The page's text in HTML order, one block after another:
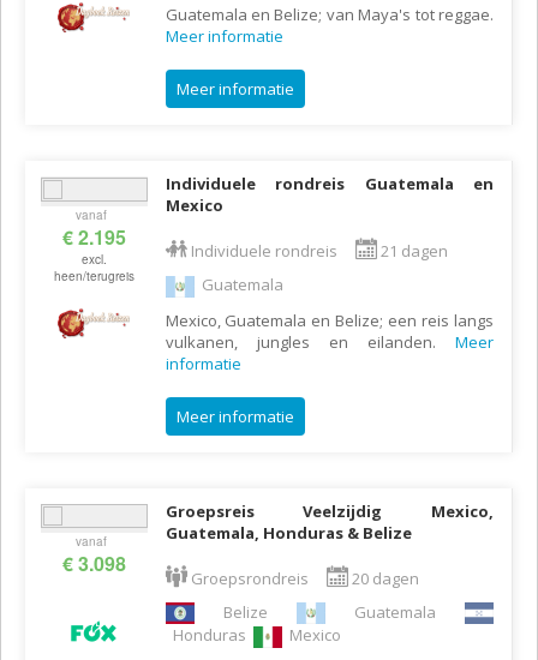
Guatemala en Belize; van Maya's tot reggae.
Meer informatie
Meer informatie
vanaf
€ 2.195
excl.
heen/terugreis
Individuele rondreis Guatemala en
Mexico
Individuele rondreis
21 dagen
Guatemala
Mexico, Guatemala en Belize; een reis langs
vulkanen, jungles en eilanden. Meer
informatie
Meer informatie
vanaf
€ 3.098
Groepsreis Veelzijdig Mexico,
Guatemala, Honduras & Belize
Groepsrondreis
20 dagen
Belize
Guatemala
Honduras
Mexico